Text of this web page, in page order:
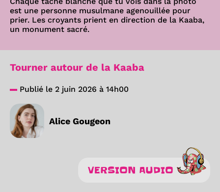
est une personne musulmane agenouillée pour
prier. Les croyants prient en direction de la Kaaba,
un monument sacré.
Tourner autour de la Kaaba
Publié le 2 juin 2026 à 14h00
Alice Gougeon
VERSION AUDIO